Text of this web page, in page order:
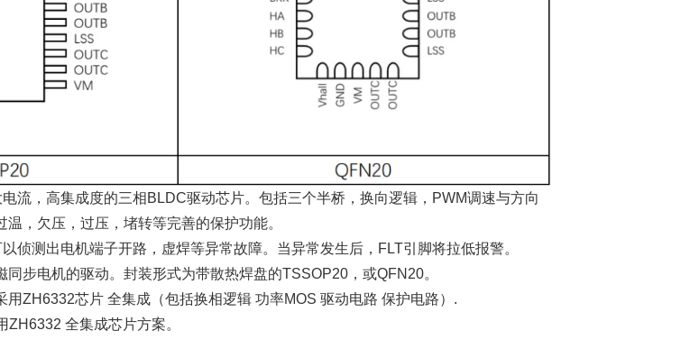
流，高集成度的三相BLDC驱动芯片。包括三个半桥，换向逻辑，PWM调速与方向
，欠压，过压，堵转等完善的保护功能。
侦测出电机端子开路，虚焊等异常故障。当异常发生后，FLT引脚将拉低报警。
步电机的驱动。封装形式为带散热焊盘的TSSOP20，或QFN20。
用ZH6332芯片 全集成（包括换相逻辑 功率MOS 驱动电路 保护电路）.
全集成芯片方案。